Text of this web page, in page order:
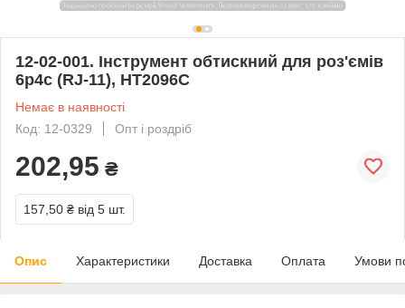
12-02-001. Інструмент обтискний для роз'ємів
6р4с (RJ-11), HT2096C
Немає в наявності
Код: 12-0329
Опт і роздріб
202,95 ₴
157,50 ₴ від 5 шт.
Опис Характеристики Доставка Оплата Умови